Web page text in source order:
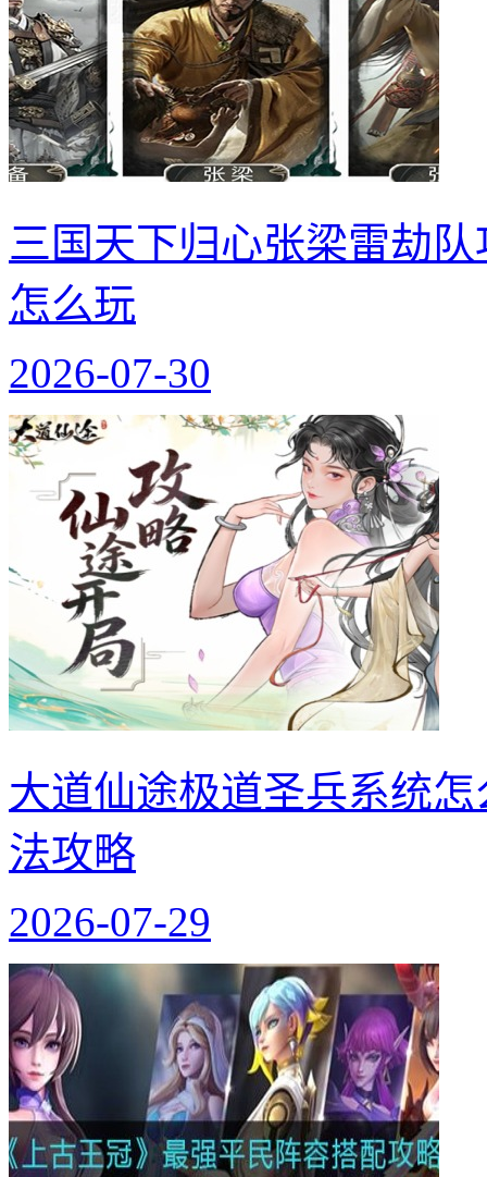
三国天下归心张梁雷劫
怎么玩
2026-07-30
大道仙途极道圣兵系统
法攻略
2026-07-29